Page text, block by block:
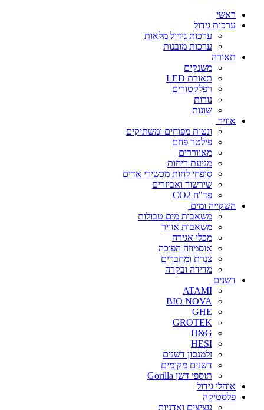
ראשי
ערכות גידול
ערכות גידול מלאות
ערכות מובנות
תאורה
משנקים
תאורת LED
רפלקטורים
נורות
שונות
אוויר
ונטות מפוחים ומשתיקים
פילטר פחם
מאווררים
מניעת ריחות
סופחי לחות מכשירי אדים
שירשור ואביזרים
פד"ח CO2
השקייה ומים
משאבות מים טבולות
משאבות אוויר
מכלי אגירה
אוסמוזה הפוכה
צנרת ומחברים
מדידה ובקרה
דשנים
ATAMI
BIO NOVA
GHE
GROTEK
H&G
HESI
זלמנסון דשנים
דשנים מקומים
תוספי דשן Gorilla
אוהלי גידול
פלסטיקה
עציצים ואדניות